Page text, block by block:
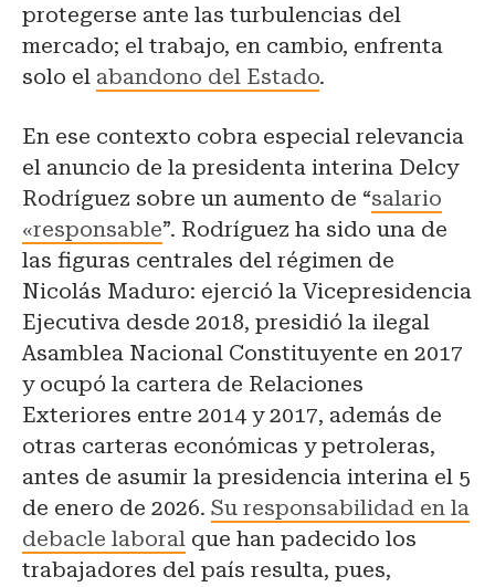
protegerse ante las turbulencias del
mercado; el trabajo, en cambio, enfrenta
solo el abandono del Estado.
En ese contexto cobra especial relevancia
el anuncio de la presidenta interina Delcy
Rodríguez sobre un aumento de “salario
«responsable”. Rodríguez ha sido una de
las figuras centrales del régimen de
Nicolás Maduro: ejerció la Vicepresidencia
Ejecutiva desde 2018, presidió la ilegal
Asamblea Nacional Constituyente en 2017
y ocupó la cartera de Relaciones
Exteriores entre 2014 y 2017, además de
otras carteras económicas y petroleras,
antes de asumir la presidencia interina el 5
de enero de 2026. Su responsabilidad en la
debacle laboral que han padecido los
trabajadores del país resulta, pues,